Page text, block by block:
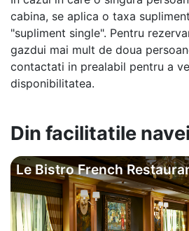
cabina, se aplica o taxa
"supliment single". Pentru
gazdui mai mult de doua
contactati in prealabil pentru a
disponibilitatea.
Din facilitatile navei
Le Bistro French